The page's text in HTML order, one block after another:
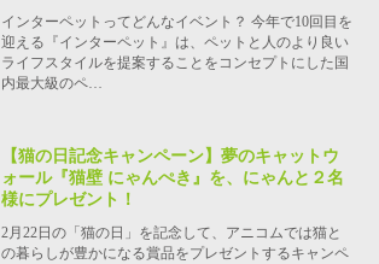
インターペットってどんなイベント？ 今年で10回目を
迎える『インターペット』は、ペットと人のより良い
ライフスタイルを提案することをコンセプトにした国
内最大級のペ…
【猫の日記念キャンペーン】夢のキャットウ
ォール『猫壁 にゃんぺき』を、にゃんと２名
様にプレゼント！
2月22日の「猫の日」を記念して、アニコムでは猫と
の暮らしが豊かになる賞品をプレゼントするキャンペ